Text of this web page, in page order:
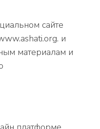
сайте
и
материалам и